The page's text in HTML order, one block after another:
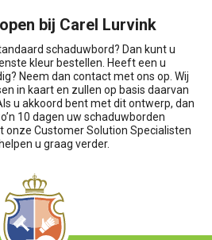
bij Carel Lurvink
schaduwbord? Dan kunt u
kleur bestellen. Heeft een u
Neem dan contact met ons op. Wij
in kaart en zullen op basis daarvan
u akkoord bent met dit ontwerp, dan
10 dagen uw schaduwborden
onze Customer Solution Specialisten
u graag verder.